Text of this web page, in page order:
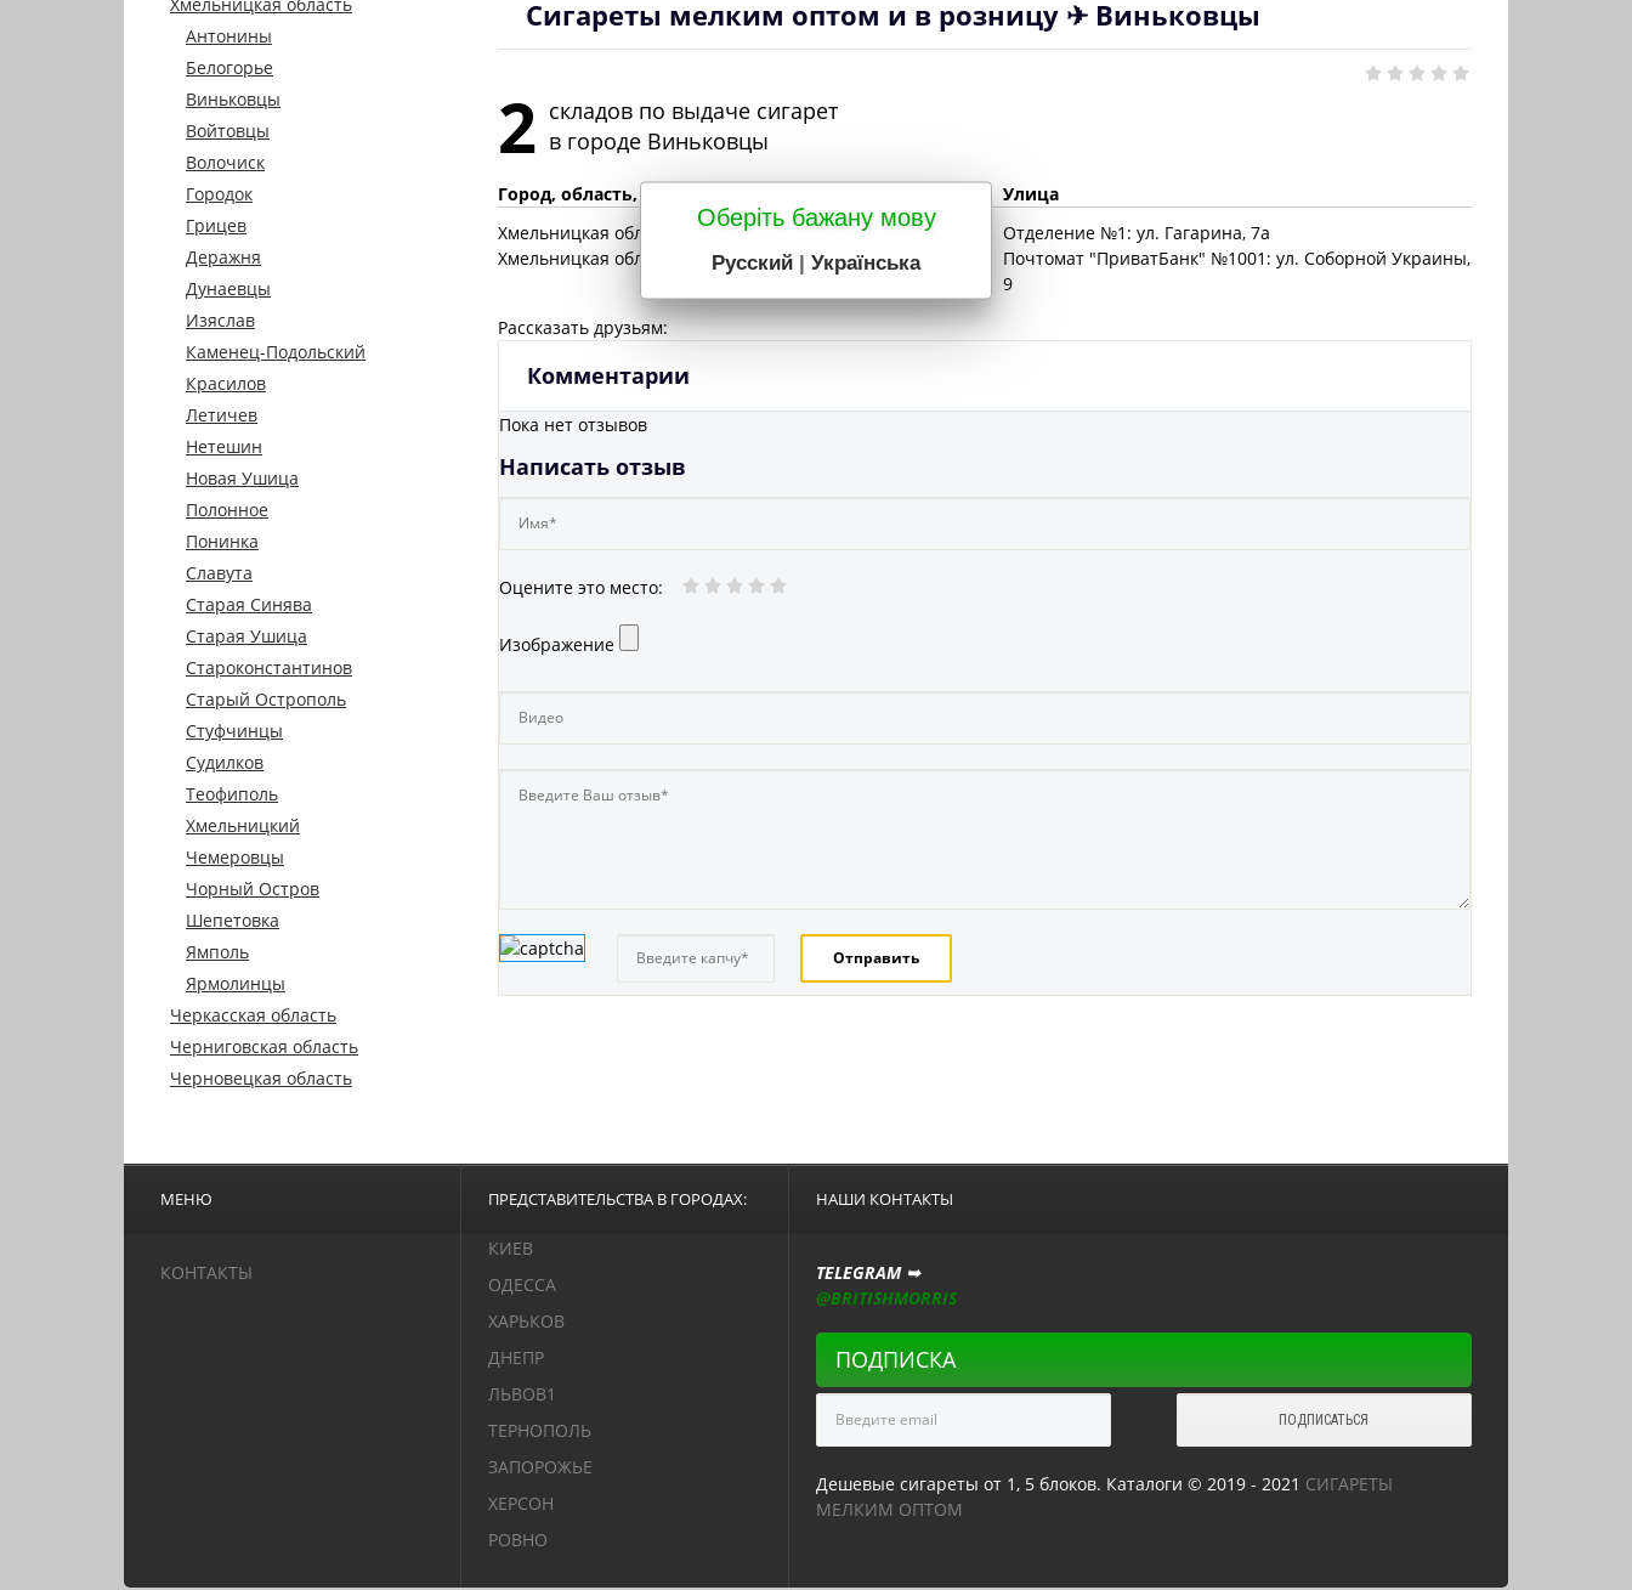
Оберіть бажану мову
Русский | Українська
Антонины
Белогорье
Виньковцы
Войтовцы
Волочиск
Городок
Грицев
Деражня
Дунаевцы
Изяслав
Каменец-Подольский
Красилов
Летичев
Нетешин
Новая Ушица
Полонное
Понинка
Славута
Старая Синява
Старая Ушица
Староконстантинов
Старый Острополь
Стуфчинцы
Судилков
Теофиполь
Хмельницкий
Чемеровцы
Чорный Остров
Шепетовка
Ямполь
Ярмолинцы
Черкасская область
Черниговская область
Черновецкая область
Сигареты мелким оптом и в розницу ✈ Виньковцы
2 складов по выдаче сигарет
в городеВиньковцы
Город, область, отделение
Улица
Хмельницкая область , Виньковцы
Отделение №1: ул. Гагарина, 7а
Хмельницкая область , Виньковцы
Почтомат "ПриватБанк" №1001: ул. Соборной Украины,
9
Рассказать друзьям:
Комментарии
Пока нет отзывов
Написать отзыв
Оцените это место:
Изображение
МЕНЮ
КОНТАКТЫ
ПРЕДСТАВИТЕЛЬСТВА В ГОРОДАХ:
КИЕВ
ОДЕССА
ХАРЬКОВ
ДНЕПР
ЛЬВОВ1
ТЕРНОПОЛЬ
ЗАПОРОЖЬЕ
ХЕРСОН
РОВНО
НАШИ КОНТАКТЫ
TELEGRAM ➥
@BRITISHMORRIS
ПОДПИСКА
Дешевые сигареты от 1, 5 блоков. Каталоги © 2019 - 2021 СИГАРЕТЫ
МЕЛКИМ ОПТОМ